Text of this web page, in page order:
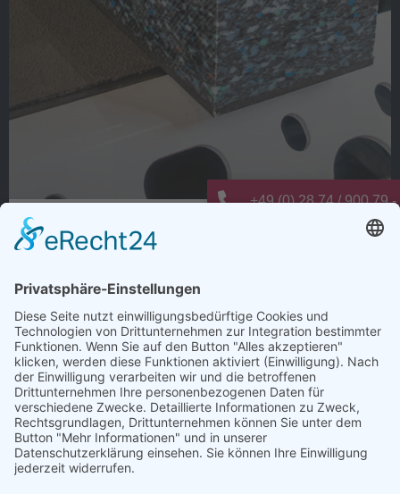
Warum dauert Ladungssicherung oft
länger als nötig?
Wie viele Arbeitsschritte entstehen bei der
Ladungssicherung nur deshalb, weil es schon immer so
gemacht wurde?
Anti-Rutsch-Matten zuschneiden, positionieren,
kontrollieren und regelmäßig ersetzen. Jeder einzelne
Schritt kostet Zeit. Bei mehreren Verladungen pro Tag
summiert sich das schnell.
WEITERLESEN »
+49 (0) 28 74 / 900 79 -